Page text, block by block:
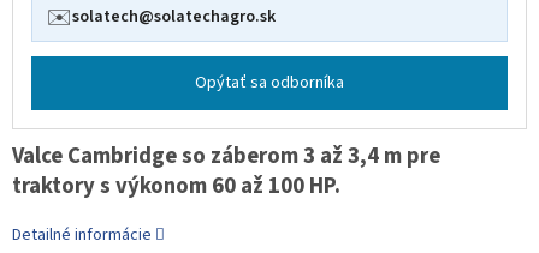
✉️solatech@solatechagro.sk
Opýtať sa odborníka
Valce Cambridge so záberom 3 až 3,4 m pre
traktory s výkonom 60 až 100 HP.
Detailné informácie